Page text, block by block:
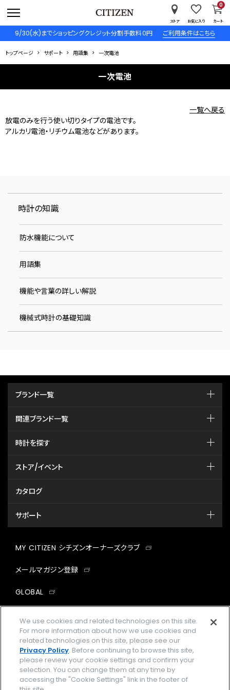
9/30(水)までショッピングクレジット分割手数料０円 ご利用条件はこちら
ストア お気に入り カート
0
トップページ サポート 用語集 一次電池
一次電池
一覧へ戻る
放電のみを行う使い切りタイプの電池です。
アルカリ電池・リチウム電池などがあります。
時計の知識
防水機能について
用語集
機能や言葉の詳しい解説
機械式時計の基礎知識
ブランド一覧
関連ブランド一覧
時計を探す
ストア/イベント
カタログ
サポート
MY CITIZEN シチズンオーナーズクラブ
メールマガジン登録
GLOBAL
facebookinstagramtwitter
企業情報 ご利用規約
プライバシーポリシー Cookies Settings
We use cookies and related technologies on this site.
For more information about how we use cookies and
related technologies on this site, please see our
Privacy Policy. Before continuing to browse this site,
please review your cookie settings and confirm your
selection. You can change them at any time by
accessing the "Cookie Settings" link in the footer of